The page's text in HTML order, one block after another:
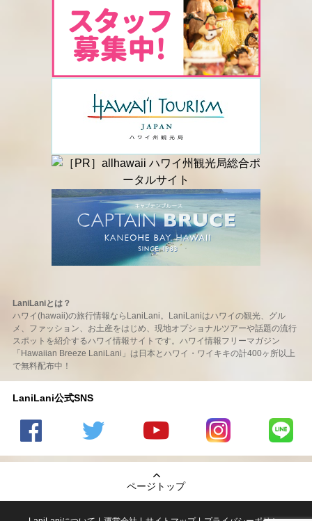
LaniLaniとは？
ハワイ(hawaii)の旅行情報ならLaniLani。LaniLaniはハワイの観光、グル
メ、ファッション、お土産をはじめ、現地オプショナルツアーや話題の流行
スポットを紹介するハワイ情報サイトです。ハワイ情報フリーマガジン
「Hawaiian Breeze LaniLani」は日本とハワイ・ワイキキの計400ヶ所以上
で無料配布中！
LaniLani公式SNS
の
のtwitter
の
Youtube
チャンネ
LaniLani
LaniLani
ページトップ